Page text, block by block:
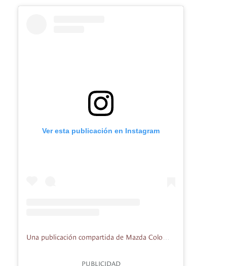
Ver esta publicación en Instagram
Una publicación compartida de Mazda Colombia (@mazdacolombia)
PUBLICIDAD